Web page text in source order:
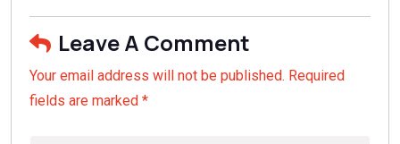
Leave A Comment
Your email address will not be published. Required
fields are marked *